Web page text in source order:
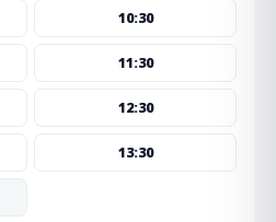
10:30
11:30
12:30
13:30